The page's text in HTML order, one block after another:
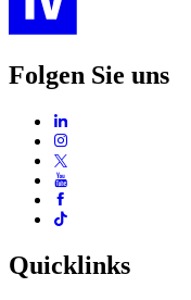
Folgen Sie uns
Quicklinks